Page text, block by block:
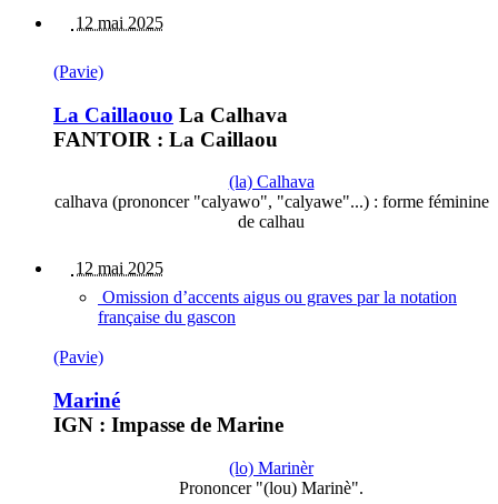
12 mai 2025
(Pavie)
La Caillaouo La Calhava
FANTOIR : La Caillaou
(la) Calhava
calhava (prononcer "calyawo", "calyawe"...) : forme féminine
de calhau
12 mai 2025
Omission d’accents aigus ou graves par la notation
française du gascon
(Pavie)
Mariné
IGN : Impasse de Marine
(lo) Marinèr
Prononcer "(lou) Marinè".